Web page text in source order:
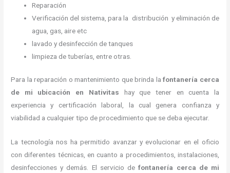
Reparación
Verificación del sistema, para la distribución y eliminación de
agua, gas, aire etc
lavado y desinfección de tanques
limpieza de tuberías, entre otras.
Para la reparación o mantenimiento que brinda lafontanería cerca
de mi ubicación en Nativitas
hay que tener en cuenta la
experiencia y certificación laboral, la cual genera confianza y
viabilidad a cualquier tipo de procedimiento que se deba ejecutar.
La tecnología nos ha permitido avanzar y evolucionar en el oficio
con diferentes técnicas, en cuanto a procedimientos, instalaciones,
desinfecciones y demás. El servicio defontanería cerca de mi